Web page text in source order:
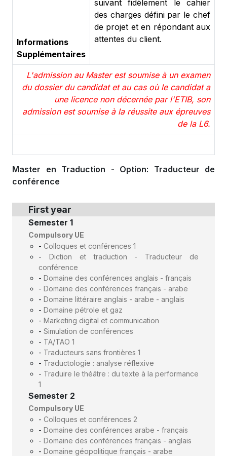
Informations
Supplémentaires
suivant fidèlement le cahier
des charges défini par le chef
de projet et en répondant aux
attentes du client.
L'admission au Master est soumise à un examen
du dossier du candidat et au cas où le candidat a
une licence non décernée par l'ETIB, son
admission est soumise à la réussite aux épreuves
de la L6.
Master en Traduction - Option: Traducteur de
conférence
First year
Semester 1
Compulsory UE
- Colloques et conférences 1
- Diction et traduction - Traducteur de
conférence
- Domaine des conférences anglais - français
- Domaine des conférences français - arabe
- Domaine littéraire anglais - arabe - anglais
- Domaine pétrole et gaz
- Marketing digital et communication
- Simulation de conférences
- TA/TAO 1
- Traducteurs sans frontières 1
- Traductologie : analyse réflexive
- Traduire le théâtre : du texte à la performance
1
Semester 2
Compulsory UE
- Colloques et conférences 2
- Domaine des conférences arabe - français
- Domaine des conférences français - anglais
- Domaine géopolitique français - arabe